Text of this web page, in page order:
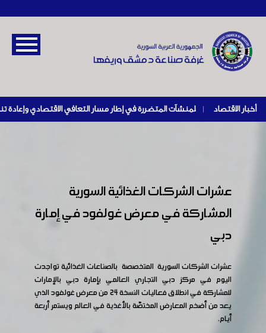
أخبار الاقتصاد |
عشرات الشركات الغذائية السورية
المشاركة في معرض غولفود في إمارة
دبي
عشرات الشركات السورية المتخصصة بالصناعات الغذائية تواجدت
اليوم في مركز دبي التجاري العالمي بإمارة دبي بالإمارات
للمشاركة في انطلاق فعاليات النسخة 24 من معرض غولفود الذي
يعد من أضخم المعارض المختصّة بالأغذية في العالم ويستمر أربعة
أيام.